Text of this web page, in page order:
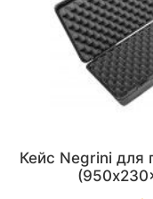
Кейс Negrini для